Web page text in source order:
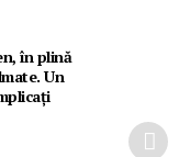
în plină
Un